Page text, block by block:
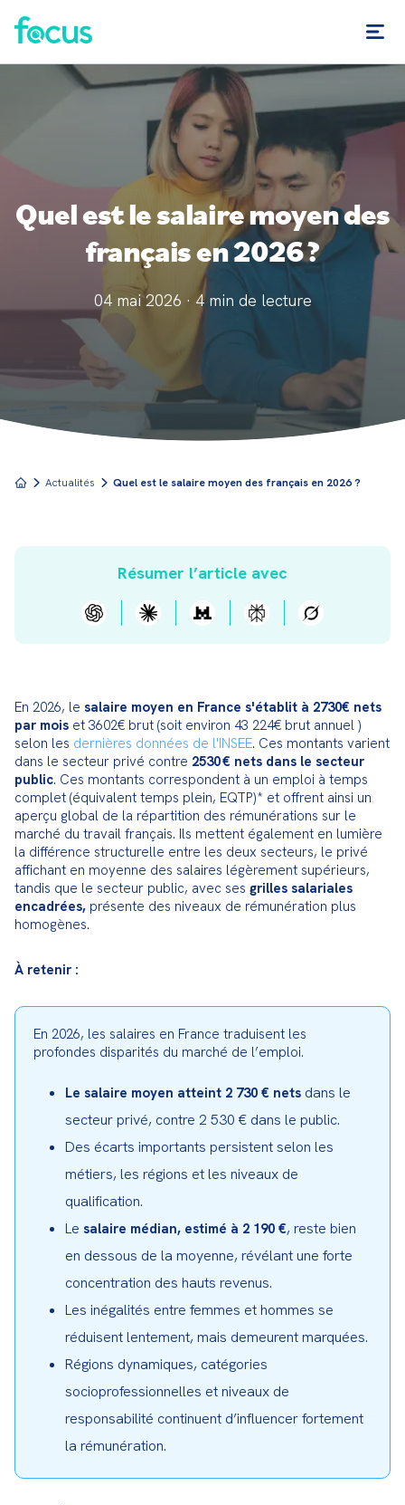
Quel est le salaire moyen des
français en 2026 ?
04 mai 2026 · 4 min de lecture
Actualités Quel est le salaire moyen des français en 2026 ?
Résumer l’article avec
En 2026, le salaire moyen en France s'établit à 2730€ nets
par mois et 3602€ brut (soit environ 43 224€ brut annuel )
selon les dernières données de l'INSEE. Ces montants varient
dans le secteur privé contre 2530 € nets dans le secteur
public. Ces montants correspondent à un emploi à temps
complet (équivalent temps plein, EQTP)* et offrent ainsi un
aperçu global de la répartition des rémunérations sur le
marché du travail français. Ils mettent également en lumière
la différence structurelle entre les deux secteurs, le privé
affichant en moyenne des salaires légèrement supérieurs,
tandis que le secteur public, avec ses grilles salariales
encadrées, présente des niveaux de rémunération plus
homogènes.
À retenir :
En 2026, les salaires en France traduisent les
profondes disparités du marché de l’emploi.
Le salaire moyen atteint 2 730 € nets dans le
secteur privé, contre 2 530 € dans le public.
Des écarts importants persistent selon les
métiers, les régions et les niveaux de
qualification.
Le salaire médian, estimé à 2 190 €, reste bien
en dessous de la moyenne, révélant une forte
concentration des hauts revenus.
Les inégalités entre femmes et hommes se
réduisent lentement, mais demeurent marquées.
Régions dynamiques, catégories
socioprofessionnelles et niveaux de
responsabilité continuent d’influencer fortement
la rémunération.